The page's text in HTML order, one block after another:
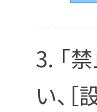
「
い、［